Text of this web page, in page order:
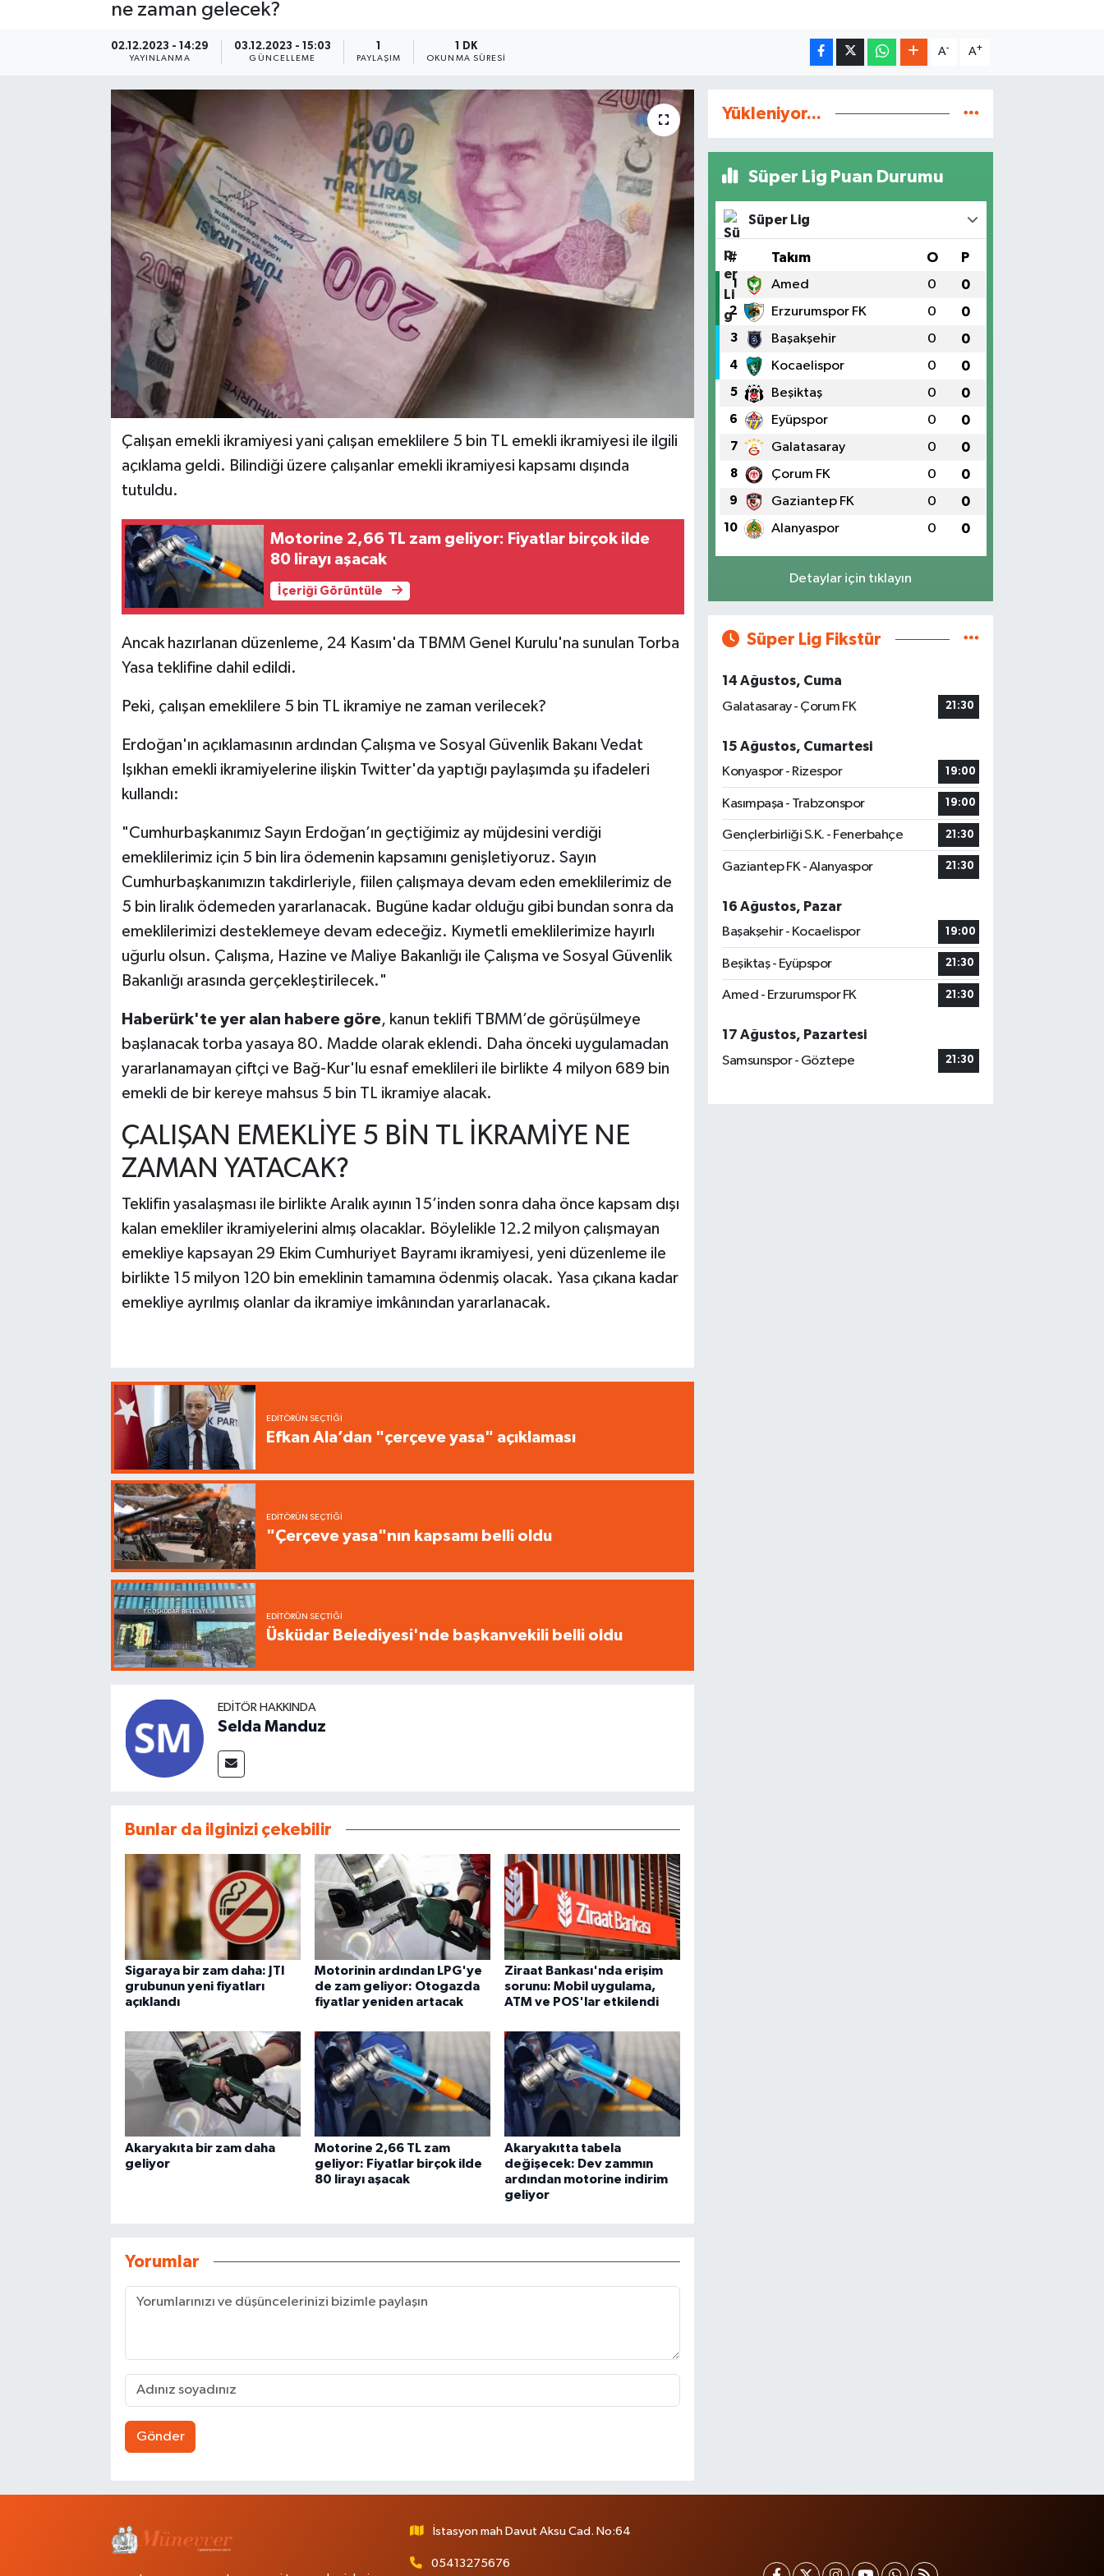
ne zaman gelecek?
02.12.2023 - 14:29
YAYINLANMA
03.12.2023 - 15:03
GÜNCELLEME
1
PAYLAŞIM
1 DK
OKUNMA SÜRESI
A- A+
Çalışan emekli ikramiyesi yani çalışan emeklilere 5 bin TL emekli ikramiyesi ile ilgili
açıklama geldi. Bilindiği üzere çalışanlar emekli ikramiyesi kapsamı dışında
tutuldu.
Motorine 2,66 TL zam geliyor: Fiyatlar birçok ilde
80 lirayı aşacak
İçeriği Görüntüle
Ancak hazırlanan düzenleme, 24 Kasım'da TBMM Genel Kurulu'na sunulan Torba
Yasa teklifine dahil edildi.
Peki, çalışan emeklilere 5 bin TL ikramiye ne zaman verilecek?
Erdoğan'ın açıklamasının ardından Çalışma ve Sosyal Güvenlik Bakanı Vedat
Işıkhan emekli ikramiyelerine ilişkin Twitter'da yaptığı paylaşımda şu ifadeleri
kullandı:
"Cumhurbaşkanımız Sayın Erdoğan’ın geçtiğimiz ay müjdesini verdiği
emeklilerimiz için 5 bin lira ödemenin kapsamını genişletiyoruz. Sayın
Cumhurbaşkanımızın takdirleriyle, fiilen çalışmaya devam eden emeklilerimiz de
5 bin liralık ödemeden yararlanacak. Bugüne kadar olduğu gibi bundan sonra da
emeklilerimizi desteklemeye devam edeceğiz. Kıymetli emeklilerimize hayırlı
uğurlu olsun. Çalışma, Hazine ve Maliye Bakanlığı ile Çalışma ve Sosyal Güvenlik
Bakanlığı arasında gerçekleştirilecek."
Haberürk'te yer alan habere göre, kanun teklifi TBMM’de görüşülmeye
başlanacak torba yasaya 80. Madde olarak eklendi. Daha önceki uygulamadan
yararlanamayan çiftçi ve Bağ-Kur'lu esnaf emeklileri ile birlikte 4 milyon 689 bin
emekli de bir kereye mahsus 5 bin TL ikramiye alacak.
ÇALIŞAN EMEKLİYE 5 BİN TL İKRAMİYE NE
ZAMAN YATACAK?
Teklifin yasalaşması ile birlikte Aralık ayının 15’inden sonra daha önce kapsam dışı
kalan emekliler ikramiyelerini almış olacaklar. Böylelikle 12.2 milyon çalışmayan
emekliye kapsayan 29 Ekim Cumhuriyet Bayramı ikramiyesi, yeni düzenleme ile
birlikte 15 milyon 120 bin emeklinin tamamına ödenmiş olacak. Yasa çıkana kadar
emekliye ayrılmış olanlar da ikramiye imkânından yararlanacak.
EDITÖRÜN SEÇTIĞI
Efkan Ala’dan "çerçeve yasa" açıklaması
EDITÖRÜN SEÇTIĞI
"Çerçeve yasa"nın kapsamı belli oldu
EDITÖRÜN SEÇTIĞI
Üsküdar Belediyesi'nde başkanvekili belli oldu
EDITÖR HAKKINDA
Selda Manduz
Bunlar da ilginizi çekebilir
Sigaraya bir zam daha: JTI
grubunun yeni fiyatları
açıklandı
Motorinin ardından LPG'ye
de zam geliyor: Otogazda
fiyatlar yeniden artacak
Ziraat Bankası'nda erişim
sorunu: Mobil uygulama,
ATM ve POS'lar etkilendi
Akaryakıta bir zam daha
geliyor
Motorine 2,66 TL zam
geliyor: Fiyatlar birçok ilde
80 lirayı aşacak
Akaryakıtta tabela
değişecek: Dev zammın
ardından motorine indirim
geliyor
Yorumlar
Gönder
Yükleniyor...
Süper Lig Puan Durumu
Süper Lig
# Takım O P
1 Amed 0 0
2 Erzurumspor FK 0 0
3 Başakşehir 0 0
4 Kocaelispor 0 0
5 Beşiktaş 0 0
6 Eyüpspor 0 0
7 Galatasaray 0 0
8 Çorum FK 0 0
9 Gaziantep FK 0 0
10 Alanyaspor 0 0
Detaylar için tıklayın
Süper Lig Fikstür
14 Ağustos, Cuma
Galatasaray - Çorum FK
21:30
15 Ağustos, Cumartesi
Konyaspor - Rizespor
19:00
Kasımpaşa - Trabzonspor 19:00
Gençlerbirliği S.K. - Fenerbahçe 21:30
Gaziantep FK - Alanyaspor 21:30
16 Ağustos, Pazar
Başakşehir - Kocaelispor
19:00
Beşiktaş - Eyüpspor 21:30
Amed - Erzurumspor FK 21:30
17 Ağustos, Pazartesi
Samsunspor - Göztepe
21:30
İstasyon mah Davut Aksu Cad. No:64
05413275676